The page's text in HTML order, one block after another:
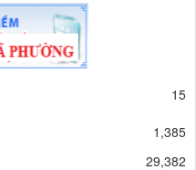
15
1,385
29,382